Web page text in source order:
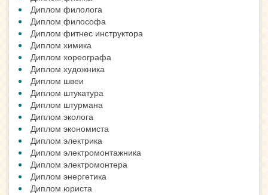
Диплом филолога
Диплом философа
Диплом фитнес инструктора
Диплом химика
Диплом хореографа
Диплом художника
Диплом швеи
Диплом штукатура
Диплом штурмана
Диплом эколога
Диплом экономиста
Диплом электрика
Диплом электромонтажника
Диплом электромонтера
Диплом энергетика
Диплом юриста